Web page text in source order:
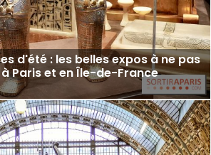
d'été : les belles expos à ne pas
Paris et en Île-de-France